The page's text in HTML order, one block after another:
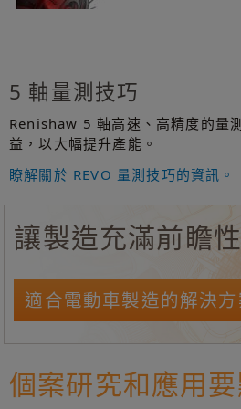
5 軸量測技巧
Renishaw 5 軸高速、高精度的量
益，以大幅提升產能。
瞭解關於 REVO 量測技巧的資訊。
讓製造充滿前瞻性
適合電動車製造的解決方
個案研究和應用